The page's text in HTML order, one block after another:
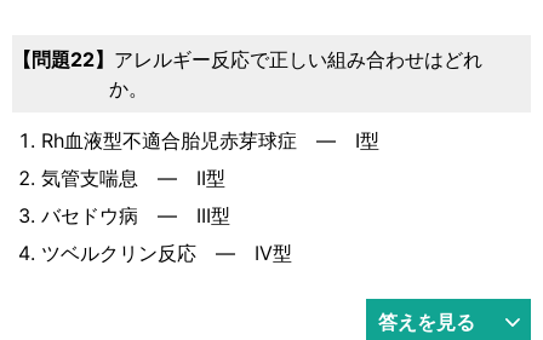
問題22
アレルギー反応で正しい組み合わせはどれ
か。
Rh血液型不適合胎児赤芽球症 ― I型
気管支喘息 ― II型
バセドウ病 ― III型
ツベルクリン反応 ― IV型
答えを見る